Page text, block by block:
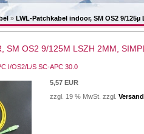
» LWL-Patchkabel indoor, SM OS2 9/125µ
SM OS2 9/125Μ LSZH 2MM,
I/OS2/L/S SC-APC 30.0
5,57 EUR
zzgl. 19 % MwSt. zzgl.